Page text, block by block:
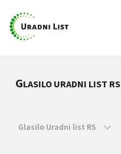
GLASILO URADNI LIST RS
Glasilo Uradni list RS